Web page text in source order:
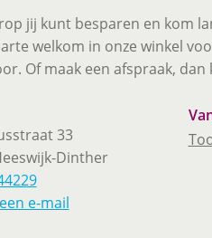
jij kunt besparen en kom
welkom in onze winkel
Of maak een afspraak,
33
Dinther
e-mail